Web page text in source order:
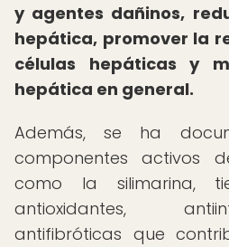
y agentes dañinos,
hepática, promover la
células hepáticas y
hepática en general.
Además, se ha
componentes activos
como la silimarina,
antioxidantes,
antifibróticas que